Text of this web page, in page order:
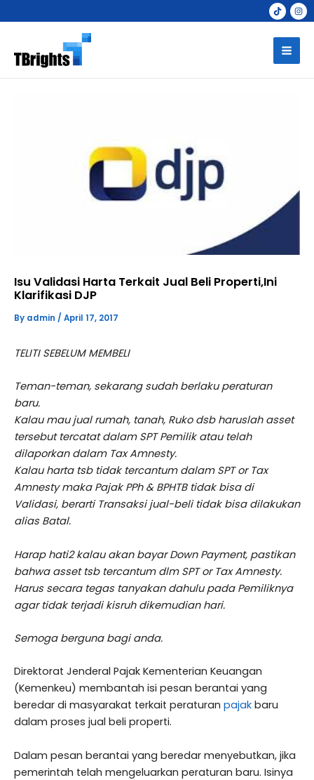
to
Isu Validasi Harta Terkait Jual Beli Properti,Ini
Klarifikasi DJP
By admin / April 17, 2017
TELITI SEBELUM MEMBELI
Teman-teman, sekarang sudah berlaku peraturan
baru.
Kalau mau jual rumah, tanah, Ruko dsb haruslah asset
tersebut tercatat dalam SPT Pemilik atau telah
dilaporkan dalam Tax Amnesty.
Kalau harta tsb tidak tercantum dalam SPT or Tax
Amnesty maka Pajak PPh & BPHTB tidak bisa di
Validasi, berarti Transaksi jual-beli tidak bisa dilakukan
alias Batal.
Harap hati2 kalau akan bayar Down Payment, pastikan
bahwa asset tsb tercantum dlm SPT or Tax Amnesty.
Harus secara tegas tanyakan dahulu pada Pemiliknya
agar tidak terjadi kisruh dikemudian hari.
Semoga berguna bagi anda.
Direktorat Jenderal Pajak Kementerian Keuangan
(Kemenkeu) membantah isi pesan berantai yang
beredar di masyarakat terkait peraturan pajak baru
dalam proses jual beli properti.
Dalam pesan berantai yang beredar menyebutkan, jika
pemerintah telah mengeluarkan peraturan baru. Isinya